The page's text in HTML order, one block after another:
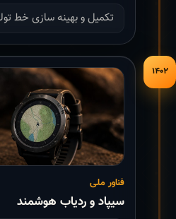
تکمیل و بهینه سازی خط
۱۴۰۲
فناور ملی
سیپاد و ردیاب هوشمند